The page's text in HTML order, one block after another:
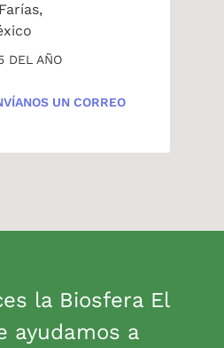
DEL AÑO
UN CORREO
la Biosfera El
ayudamos a